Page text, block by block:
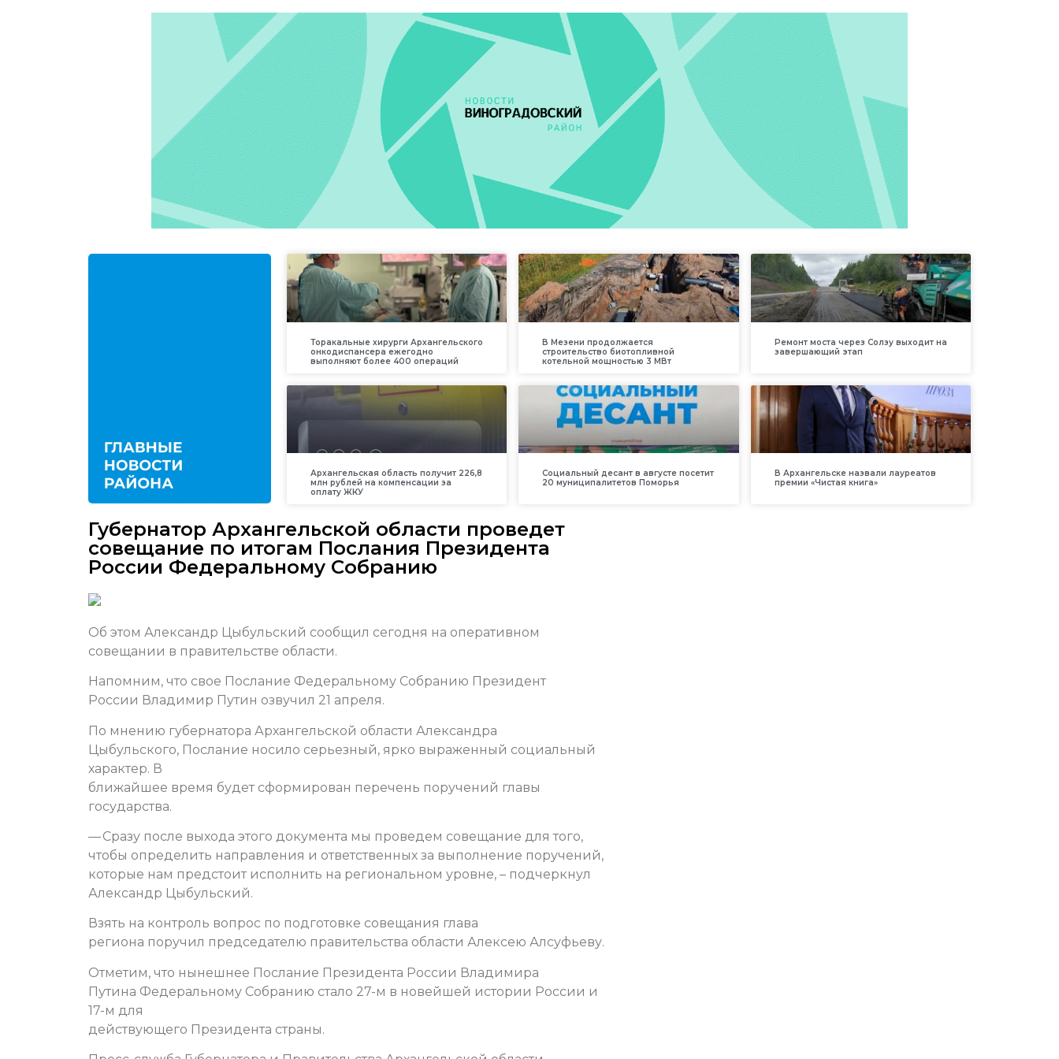
Торакальные хирурги Архангельского
онкодиспансера ежегодно
выполняют более 400 операций
В Мезени продолжается
строительство биотопливной
котельной мощностью 3 МВт
Ремонт моста через Солзу выходит на
завершающий этап
Архангельская область получит 226,8
млн рублей на компенсации за
оплату ЖКУ
Социальный десант в августе посетит
20 муниципалитетов Поморья
В Архангельске назвали лауреатов
премии «Чистая книга»
Губернатор Архангельской области проведет
совещание по итогам Послания Президента
России Федеральному Собранию
Об этом Александр Цыбульский сообщил сегодня на оперативном
совещании в правительстве области.
Напомним, что свое Послание Федеральному Собранию Президент
России Владимир Путин озвучил 21 апреля.
По мнению губернатора Архангельской области Александра
Цыбульского, Послание носило серьезный, ярко выраженный социальный
характер. В
ближайшее время будет сформирован перечень поручений главы
государства.
— Сразу после выхода этого документа мы проведем совещание для того,
чтобы определить направления и ответственных за выполнение поручений,
которые нам предстоит исполнить на региональном уровне, – подчеркнул
Александр Цыбульский.
Взять на контроль вопрос по подготовке совещания глава
региона поручил председателю правительства области Алексею Алсуфьеву.
Отметим, что нынешнее Послание Президента России Владимира
Путина Федеральному Собранию стало 27-м в новейшей истории России и
17-м для
действующего Президента страны.